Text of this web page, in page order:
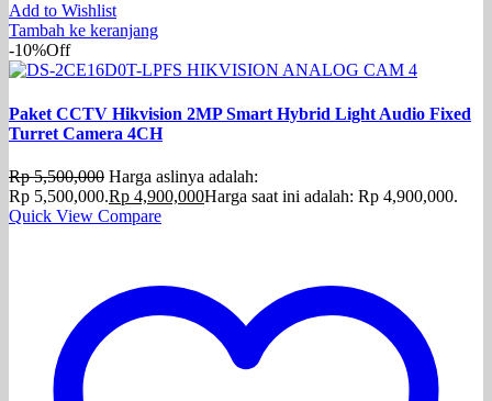
Add to Wishlist
Tambah ke keranjang
-10%Off
Paket CCTV Hikvision 2MP Smart Hybrid Light Audio Fixed
Turret Camera 4CH
Rp5,500,000 Harga aslinya adalah:
Rp 5,500,000.Rp 4,900,000Harga saat ini adalah: Rp 4,900,000.
Quick View Compare